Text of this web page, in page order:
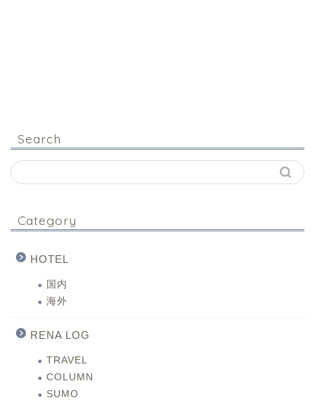
Search
Category
HOTEL
国内
海外
RENA LOG
TRAVEL
COLUMN
SUMO